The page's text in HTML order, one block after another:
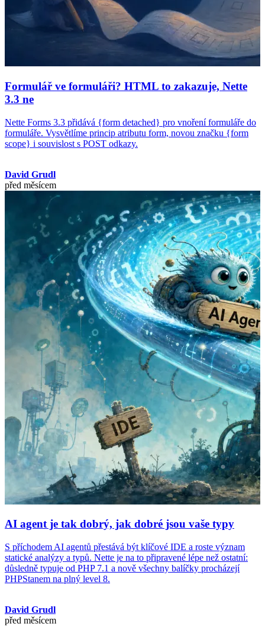
Formulář ve formuláři? HTML to zakazuje, Nette
3.3 ne
Nette Forms 3.3 přidává {form detached} pro vnoření formuláře do
formuláře. Vysvětlíme princip atributu form, novou značku {form
scope} i souvislost s POST odkazy.
David Grudl
před měsícem
AI agent je tak dobrý, jak dobré jsou vaše typy
S příchodem AI agentů přestává být klíčové IDE a roste význam
statické analýzy a typů. Nette je na to připravené lépe než ostatní:
důsledně typuje od PHP 7.1 a nově všechny balíčky procházejí
PHPStanem na plný level 8.
David Grudl
před měsícem